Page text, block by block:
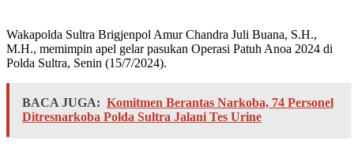
Wakapolda Sultra Brigjenpol Amur Chandra Juli Buana, S.H.,
M.H., memimpin apel gelar pasukan Operasi Patuh Anoa 2024 di
Polda Sultra, Senin (15/7/2024).
BACA JUGA: Komitmen Berantas Narkoba, 74 Personel
Ditresnarkoba Polda Sultra Jalani Tes Urine